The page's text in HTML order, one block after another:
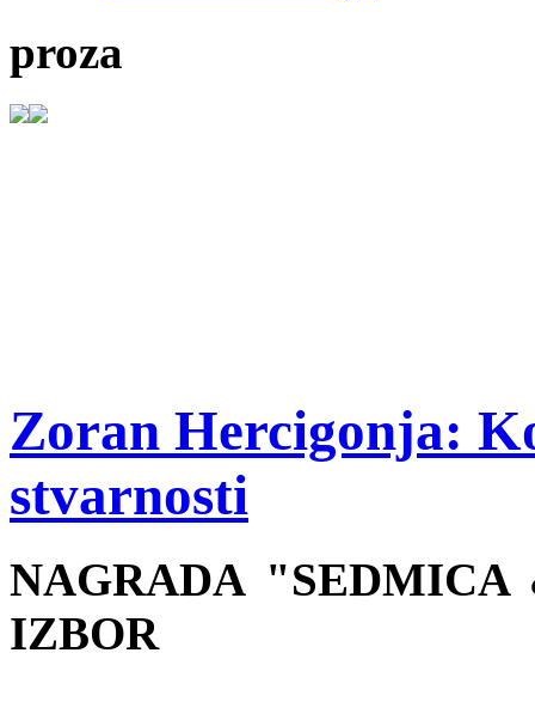
proza
Zoran Hercigonja:
stvarnosti
NAGRADA
IZBOR